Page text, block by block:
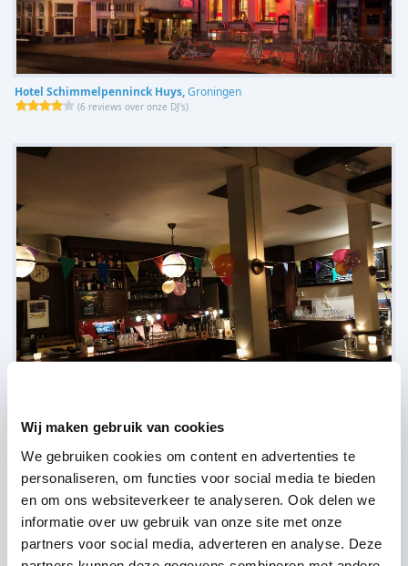
Wij maken gebruik van cookies
We gebruiken cookies om content en advertenties te
personaliseren, om functies voor social media te bieden
en om ons websiteverkeer te analyseren. Ook delen we
informatie over uw gebruik van onze site met onze
partners voor social media, adverteren en analyse. Deze
Hotel Schimmelpenninck Huys,Groningen
(6 reviews over onze DJ's)
(4 reviews over onze DJ's